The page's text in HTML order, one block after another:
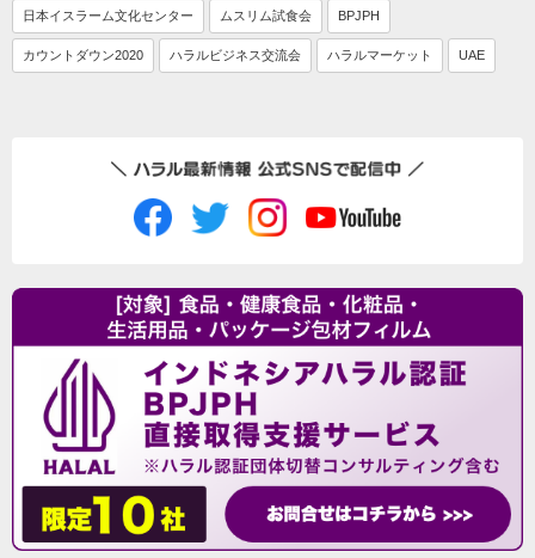
日本イスラーム文化センター ムスリム試食会 BPJPH
カウントダウン2020 ハラルビジネス交流会 ハラルマーケット UAE